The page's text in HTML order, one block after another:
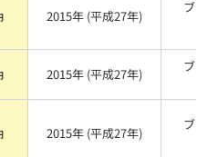
2015年 (平成27年)
ブラ
2015年 (平成27年)
ブラ
2015年 (平成27年)
ブラ